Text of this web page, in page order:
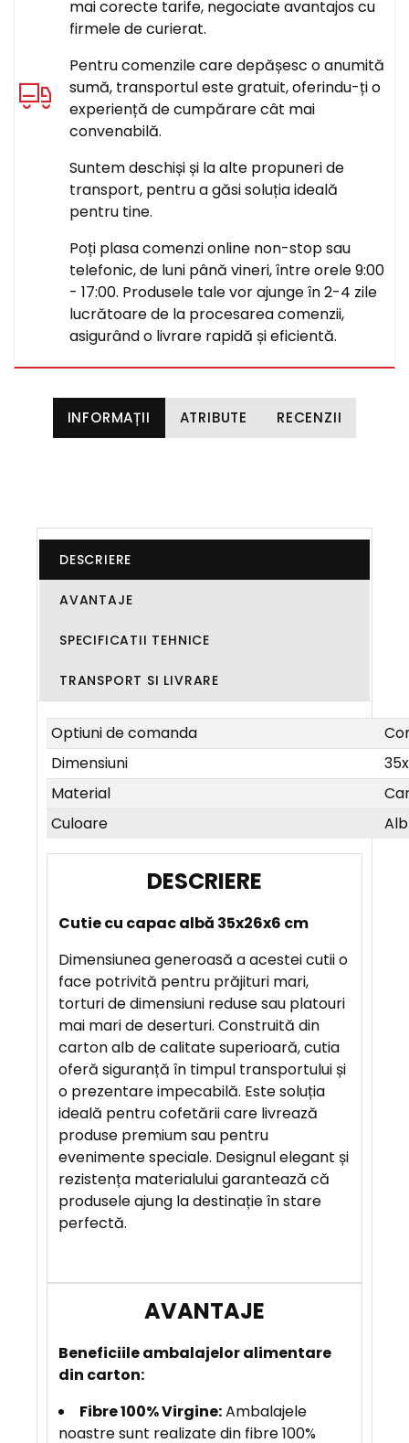
mai corecte tarife, negociate avantajos cu
firmele de curierat.
Pentru comenzile care depășesc o anumită
sumă, transportul este gratuit, oferindu-ți o
experiență de cumpărare cât mai
convenabilă.
Suntem deschiși și la alte propuneri de
transport, pentru a găsi soluția ideală
pentru tine.
Poți plasa comenzi online non-stop sau
telefonic, de luni până vineri, între orele 9:00
- 17:00. Produsele tale vor ajunge în 2-4 zile
lucrătoare de la procesarea comenzii,
asigurând o livrare rapidă și eficientă.
INFORMAȚII ATRIBUTE RECENZII
DESCRIERE
AVANTAJE
SPECIFICATII TEHNICE
TRANSPORT SI LIVRARE
Optiuni de comanda
Dimensiuni
Material
Culoare
Alb
S
C
R
I
E
R
E
V
T
A
E
Cutie cu capac albă 35x26x6 cm
Dimensiunea generoasă a acestei cutii o
face potrivită pentru prăjituri mari,
torturi de dimensiuni reduse sau platouri
mai mari de deserturi. Construită din
carton alb de calitate superioară, cutia
oferă siguranță în timpul transportului și
o prezentare impecabilă. Este soluția
ideală pentru cofetării care livrează
produse premium sau pentru
evenimente speciale. Designul elegant și
rezistența materialului garantează că
produsele ajung la destinație în stare
perfectă.
Beneficiileambalajelor alimentare
din carton:
Fibre 100% Virgine:Ambalajele
noastre sunt realizate din fibre 100%